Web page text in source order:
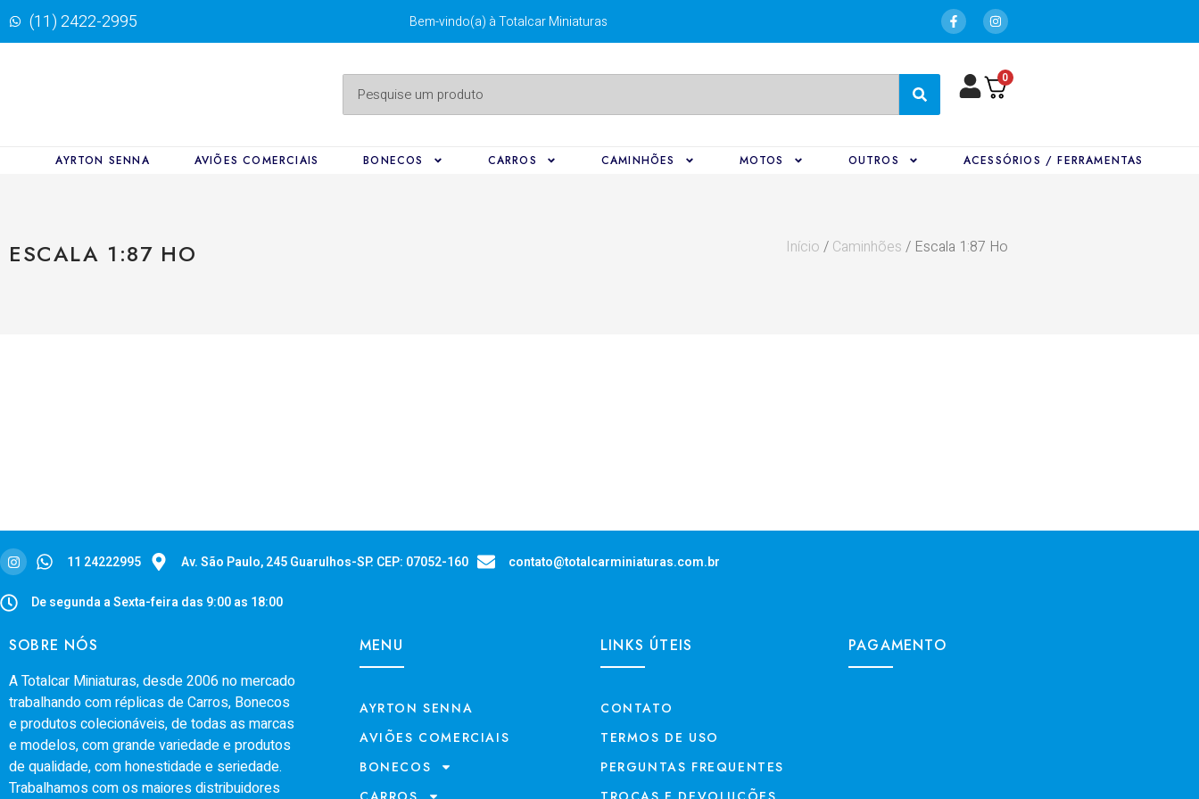
(11) 2422-2995 Bem-vindo(a) à Totalcar Miniaturas
0
AYRTON SENNA AVIÕES COMERCIAIS BONECOS CARROS CAMINHÕES MOTOS OUTROS ACESSÓRIOS / FERRAMENTAS
ESCALA 1:87 HO Início / Caminhões / Escala 1:87 Ho
11 24222995 Av. São Paulo, 245 Guarulhos-SP. CEP: 07052-160 contato@totalcarminiaturas.com.br
De segunda a Sexta-feira das 9:00 as 18:00
SOBRE NÓS
A Totalcar Miniaturas, desde 2006 no mercado
trabalhando com réplicas de Carros, Bonecos
e produtos colecionáveis, de todas as marcas
e modelos, com grande variedade e produtos
de qualidade, com honestidade e seriedade.
Trabalhamos com os maiores distribuidores
MENU
AYRTON SENNA
AVIÕES COMERCIAIS
BONECOS
LINKS ÚTEIS
CONTATO
TERMOS DE USO
PERGUNTAS FREQUENTES
PAGAMENTO